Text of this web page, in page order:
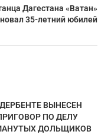
Дагестана «Ватан»
35-летний юбилей
ВЫНЕСЕН
ПО ДЕЛУ
ДОЛЬЩИКОВ